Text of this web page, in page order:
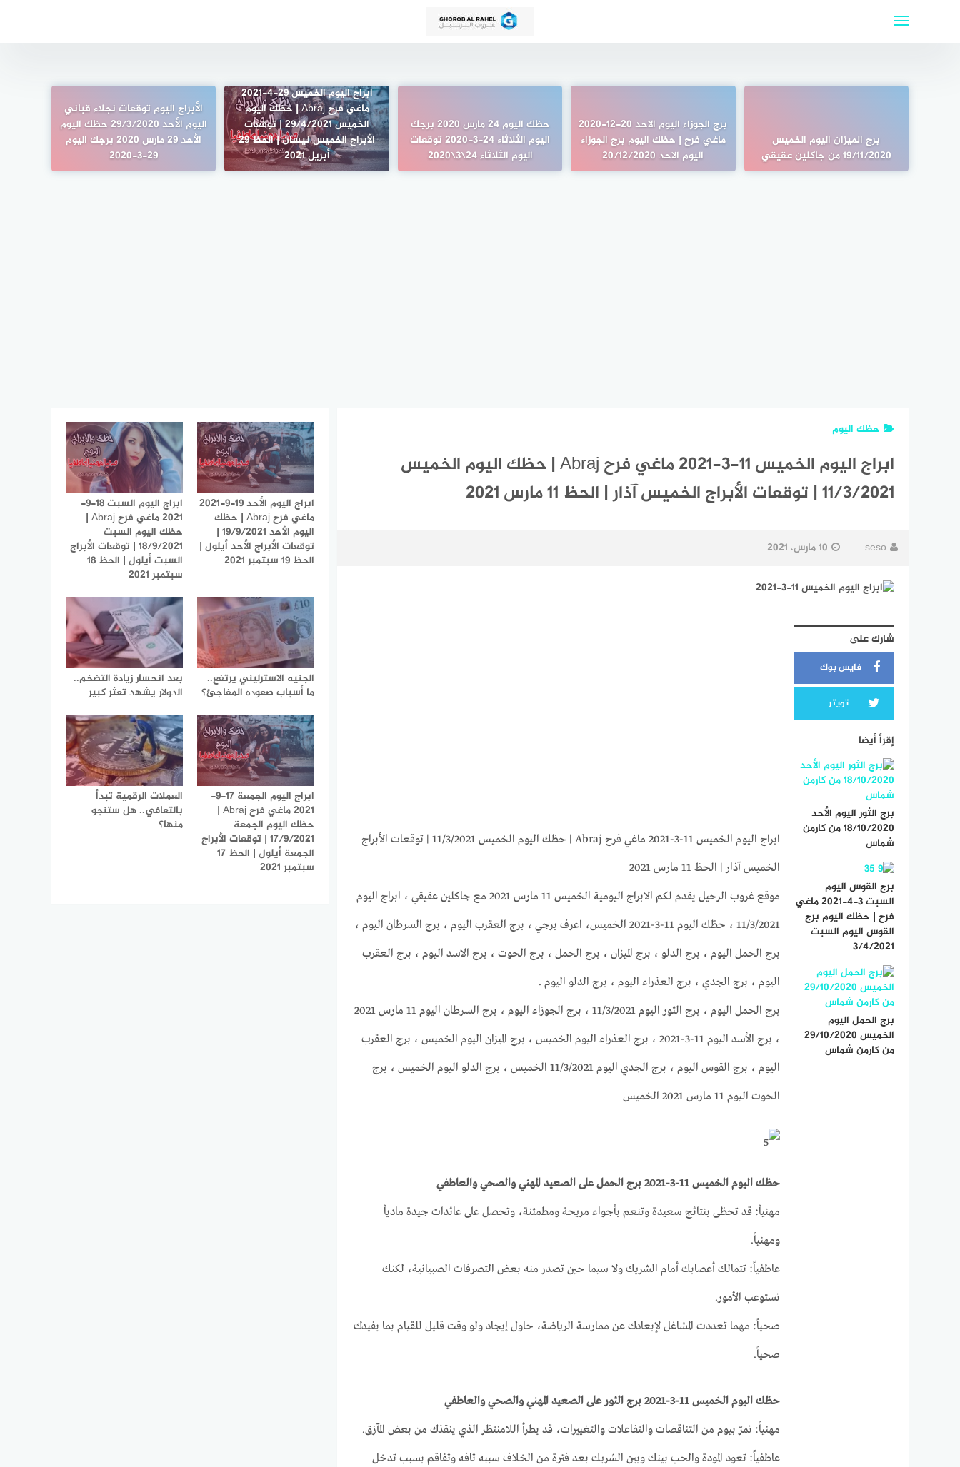
برج الميزان اليوم الخميس
19/11/2020 من جاكلين عقيقي
برج الجوزاء اليوم الاحد 20-12-2020
ماغي فرح | حظك اليوم برج الجوزاء
اليوم الاحد 20/12/2020
حظك اليوم 24 مارس 2020 برجك
اليوم الثلاثاء 24-3-2020 توقعات
اليوم الثلاثاء 24\3\2020
ابراج اليوم الخميس 29-4-2021
ماغي فرح Abraj | حظك اليوم
الخميس 29/4/2021 | توقعات
الأبراج الخميس نيسان | الحظ 29
أبريل 2021
الأبراج اليوم توقعات نجلاء قباني
اليوم الأحد 29/3/2020 حظك اليوم
الأحد 29 مارس 2020 برجك اليوم
29-3-2020
حظك اليوم
ابراج اليوم الخميس 11-3-2021 ماغي فرح Abraj | حظك اليوم الخميس
11/3/2021 | توقعات الأبراج الخميس آذار | الحظ 11 مارس 2021
seso 10 مارس، 2021
ابراج اليوم الخميس 11-3-2021 ماغي فرح Abraj | حظك اليوم الخميس 11/3/2021 | توقعات الأبراج
الخميس آذار | الحظ 11 مارس 2021
موقع غروب الرحيل يقدم لكم الابراج اليومية الخميس 11 مارس 2021 مع جاكلين عقيقي ، ابراج اليوم
11/3/2021 ، حظك اليوم 11-3-2021 الخميس، اعرف برجي ، برج العقرب اليوم ، برج السرطان اليوم ،
برج الحمل اليوم ، برج الدلو ، برج الميزان ، برج الحمل ، برج الحوت ، برج الاسد اليوم ، برج العقرب
اليوم ، برج الجدي ، برج العذراء اليوم ، برج الدلو اليوم .
برج الحمل اليوم ، برج الثور اليوم 11/3/2021 ، برج الجوزاء اليوم ، برج السرطان اليوم 11 مارس 2021
، برج الأسد اليوم 11-3-2021 ، برج العذراء اليوم الخميس ، برج الميزان اليوم الخميس ، برج العقرب
اليوم ، برج القوس اليوم ، برج الجدي اليوم 11/3/2021 الخميس ، برج الدلو اليوم الخميس ، برج
الحوت اليوم 11 مارس 2021 الخميس
حظك اليوم الخميس 11-3-2021 برج الحمل على الصعيد المهني والصحي والعاطفي
مهنياً: قد تحظى بنتائج سعيدة وتنعم بأجواء مريحة ومطمئنة، وتحصل على عائدات جيدة مادياً
ومهنياً.
عاطفياً: تتمالك أعصابك أمام الشريك ولا سيما حين تصدر منه بعض التصرفات الصبيانية، لكنك
تستوعب الأمور.
صحياً: مهما تعددت المشاغل لإبعادك عن ممارسة الرياضة، حاول إيجاد ولو وقت قليل للقيام بما يفيدك
صحياً.
حظك اليوم الخميس 11-3-2021 برج الثور على الصعيد المهني والصحي والعاطفي
مهنياً: تمرّ بيوم من التناقضات والتفاعلات والتغييرات، قد يطرأ اللامنتظر الذي ينقذك من بعض المآزق.
عاطفياً: تعود المودة والحب بينك وبين الشريك بعد فترة من الخلاف سببه تافه وتفاقم بسبب تدخل
شارك على
فايس بوك
تويتر
إقرأ أيضا
برج الثور اليوم الأحد
18/10/2020 من كارمن
شماس
برج القوس اليوم
السبت 3-4-2021 ماغي
فرح | حظك اليوم برج
القوس اليوم السبت
3/4/2021
برج الحمل اليوم
الخميس 29/10/2020
من كارمن شماس
ابراج اليوم الأحد 19-9-2021
ماغي فرح Abraj | حظك
اليوم الأحد 19/9/2021 |
توقعات الأبراج الأحد أيلول |
الحظ 19 سبتمبر 2021
ابراج اليوم السبت 18-9-
2021 ماغي فرح Abraj |
حظك اليوم السبت
18/9/2021 | توقعات الأبراج
السبت أيلول | الحظ 18
سبتمبر 2021
الجنيه الاسترليني يرتفع..
ما أسباب صعوده المفاجئ؟
بعد انحسار زيادة التضخم..
الدولار يشهد تعثر كبير
ابراج اليوم الجمعة 17-9-
2021 ماغي فرح Abraj |
حظك اليوم الجمعة
17/9/2021 | توقعات الأبراج
الجمعة أيلول | الحظ 17
سبتمبر 2021
العملات الرقمية تبدأ
بالتعافي.. هل ستنجو
منها؟